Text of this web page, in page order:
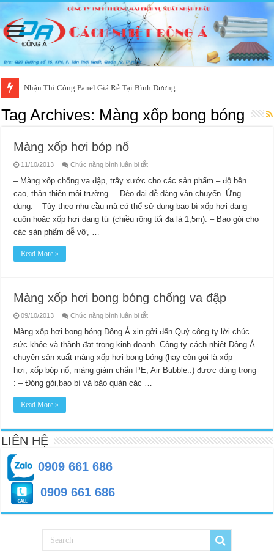
Nhận Thi Công Panel Giá Rẻ Tại Bình Dương
Tag Archives: Màng xốp bong bóng
Màng xốp hơi bóp nổ
11/10/2013 Chức năng bình luận bị tắtở
xốp
hơi
bóp
– Màng xốp chống va đập, trầy xước cho các sản phẩm – độ bền
cao, thân thiện môi trường. – Dẻo dai dễ dàng vận chuyển. Ứng
dụng: – Tùy theo nhu cầu mà có thể sử dụng bao bì xốp hơi dạng
cuộn hoặc xốp hơi dạng túi (chiều rộng tối đa là 1,5m). – Bao gói cho
các sản phẩm dễ vỡ, …
Read More »
Màng xốp hơi bong bóng chống va đập
09/10/2013 Chức năng bình luận bị tắtở
xốp
hơi
bong
chống
va
đập
Màng xốp hơi bong bóng Đông Á xin gởi đến Quý công ty lời chúc
sức khỏe và thành đạt trong kinh doanh. Công ty cách nhiệt Đông Á
chuyên sản xuất màng xốp hơi bong bóng (hay còn gọi là xốp
hơi, xốp bóp nổ, màng giảm chấn PE, Air Bubble..) được dùng trong
: – Đóng gói,bao bì và bảo quản các …
Read More »
LIÊN HỆ
0909 661 686
0909 661 686